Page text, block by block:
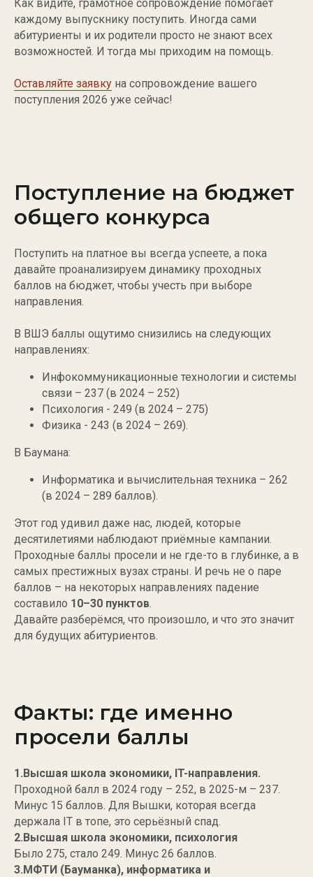
Как видите, грамотное сопровождение помогает
каждому выпускнику поступить. Иногда сами
абитуриенты и их родители просто не знают всех
возможностей. И тогда мы приходим на помощь.
Оставляйте заявку на сопровождение вашего
поступления 2026 уже сейчас!
Поступление на бюджет
общего конкурса
Поступить на платное вы всегда успеете, а пока
давайте проанализируем динамику проходных
баллов на бюджет, чтобы учесть при выборе
направления.
В ВШЭ баллы ощутимо снизились на следующих
направлениях:
Инфокоммуникационные технологии и системы
связи – 237 (в 2024 – 252)
Психология - 249 (в 2024 – 275)
Физика - 243 (в 2024 – 269).
В Баумана:
Информатика и вычислительная техника – 262
(в 2024 – 289 баллов).
Этот год удивил даже нас, людей, которые
десятилетиями наблюдают приёмные кампании.
Проходные баллы просели и не где-то в глубинке, а в
самых престижных вузах страны. И речь не о паре
баллов – на некоторых направлениях падение
составило 10–30 пунктов
Давайте разберёмся, что произошло, и что это значит
для будущих абитуриентов.
Факты: где именно
просели баллы
1.Высшая школа экономики, IT-направления.
Проходной балл в 2024 году – 252, в 2025-м – 237.
Минус 15 баллов. Для Вышки, которая всегда
держала IT в топе, это серьёзный спад.
2.Высшая школа экономики, психология
Было 275, стало 249. Минус 26 баллов.
3.МФТИ (Бауманка), информатика и